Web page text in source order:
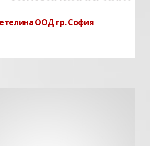
ООД гр. София